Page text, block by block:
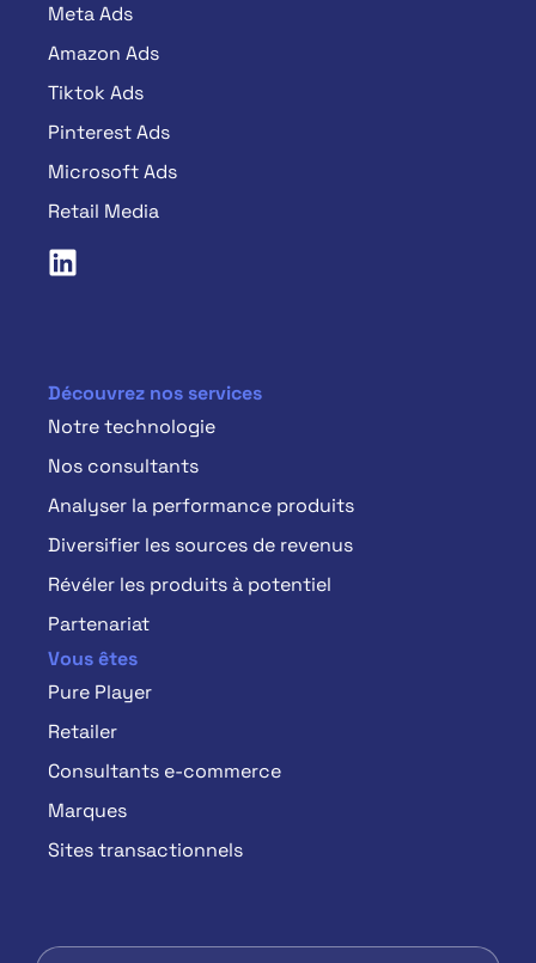
Meta Ads
Amazon Ads
Tiktok Ads
Pinterest Ads
Microsoft Ads
Retail Media
Découvrez nos services
Notre technologie
Nos consultants
Analyser la performance produits
Diversifier les sources de revenus
Révéler les produits à potentiel
Partenariat
Vous êtes
Pure Player
Retailer
Consultants e-commerce
Marques
Sites transactionnels